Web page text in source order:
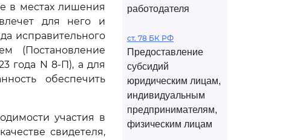
в местах лишения
для него и
исправительного
(Постановление
года N 8-П), а для
обеспечить
участия в
свидетеля,
работодателя
ст. 78 БК РФ
Предоставление
субсидий
юридическим лицам,
индивидуальным
предпринимателям,
физическим лицам